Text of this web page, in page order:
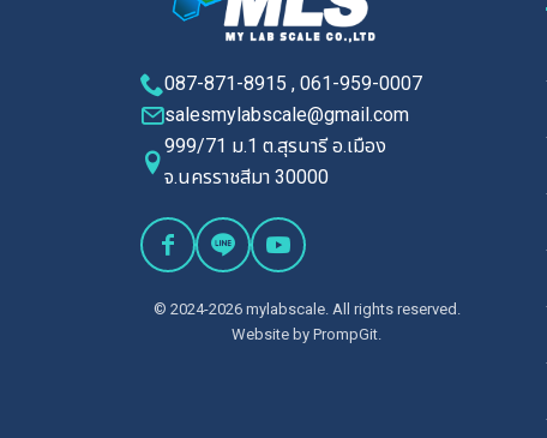
087-871-8915 , 061-959-0007
salesmylabscale@gmail.com
999/71 ม.1 ต.สุรนารี อ.เมือง
จ.นครราชสีมา 30000
© 2024-2026 mylabscale. All rights reserved.
Website byPrompGit.